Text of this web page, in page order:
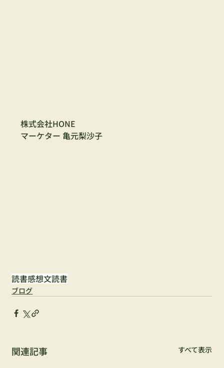
株式会社HONE
マーケター 亀元梨沙子
読書感想文読書
ブログ
関連記事 すべて表示